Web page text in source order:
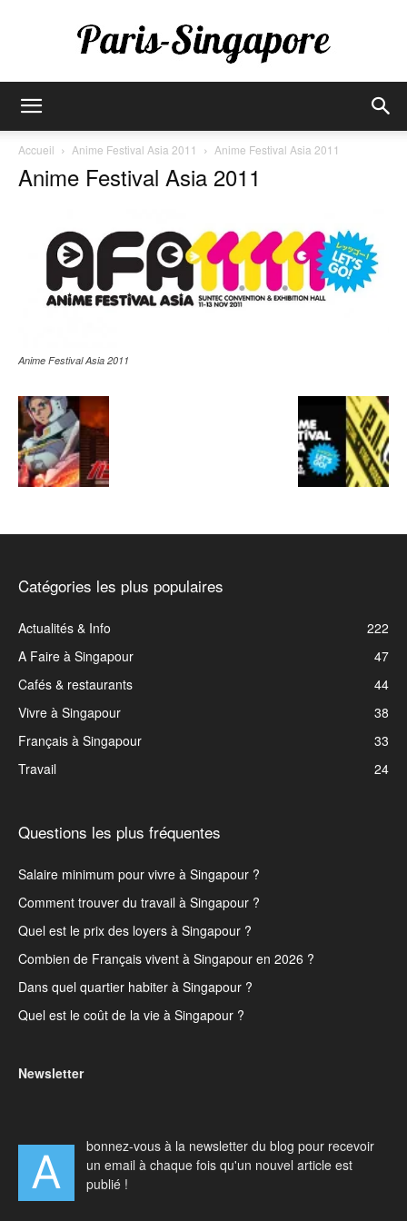
Singapore
Accueil Anime Festival Asia 2011 Anime Festival Asia 2011
Anime Festival Asia 2011
Anime Festival Asia 2011
Catégories les plus populaires
Actualités & Info
222
A Faire à Singapour
47
Cafés & restaurants
44
Vivre à Singapour
38
Français à Singapour
33
Travail
24
Questions les plus fréquentes
Salaire minimum pour vivre à Singapour ?
Comment trouver du travail à Singapour ?
Quel est le prix des loyers à Singapour ?
Combien de Français vivent à Singapour en 2026 ?
Dans quel quartier habiter à Singapour ?
Quel est le coût de la vie à Singapour ?
Newsletter
A
bonnez-vous à la newsletter du blog pour recevoir
un email à chaque fois qu'un nouvel article est
publié !